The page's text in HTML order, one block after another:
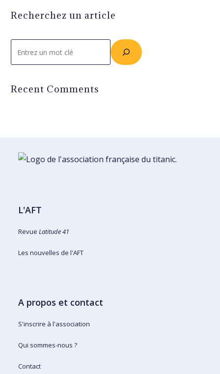
Recherchez un article
Recent Comments
L'AFT
RevueLatitude 41
Les nouvelles de l'AFT
A propos et contact
S'inscrire à l'association
Qui sommes-nous ?
Contact